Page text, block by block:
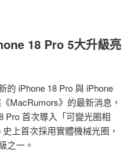
18 Pro 5大升級亮
的 iPhone 18 Pro 與 iPhone
MacRumors》的最新消息，
Pro 首次導入「可變光圈相
上首次採用實體機械光圈，
之一。